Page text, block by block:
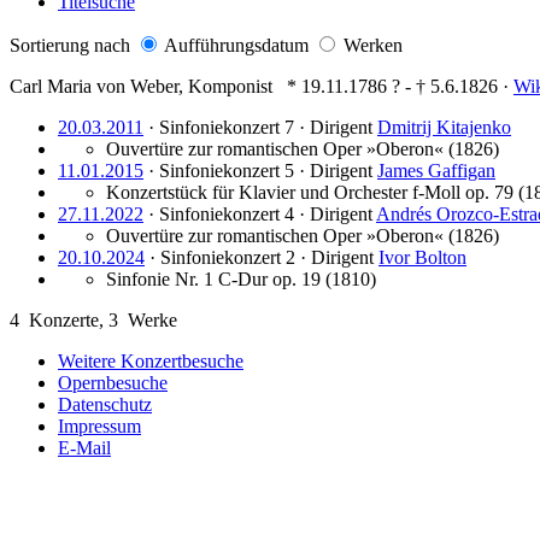
Sortierung nach Aufführungsdatum
Werken
Carl Maria von Weber, Komponist * 19.11.1786 ? - † 5.6.1826 ·
20.03.2011 · Sinfoniekonzert 7 · Dirigent Dmitrij Kitajenko
Ouvertüre zur romantischen Oper »Oberon« (1826)
11.01.2015 · Sinfoniekonzert 5 · Dirigent James Gaffigan
Konzertstück für Klavier und Orchester f-Moll op. 79
27.11.2022 · Sinfoniekonzert 4 · Dirigent Andrés Orozco-
Ouvertüre zur romantischen Oper »Oberon« (1826)
20.10.2024 · Sinfoniekonzert 2 · Dirigent Ivor Bolton
Sinfonie Nr. 1 C-Dur op. 19 (1810)
4 Konzerte, 3 Werke
Weitere Konzertbesuche
Opernbesuche
Datenschutz
Impressum
E-Mail